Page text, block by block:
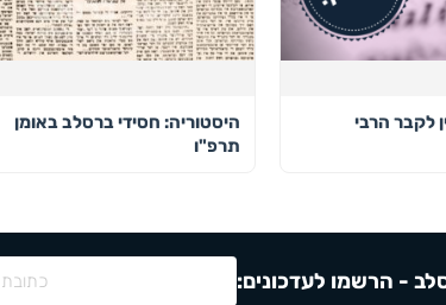
לקבר הרבי
היסטוריה: חסידי ברסלב באומן
תרפ"ו
- הרשמו לעדכונים: